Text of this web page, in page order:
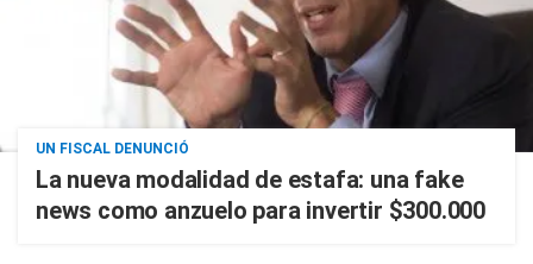
UN FISCAL DENUNCIÓ
La nueva modalidad de estafa: una fake
news como anzuelo para invertir $300.000